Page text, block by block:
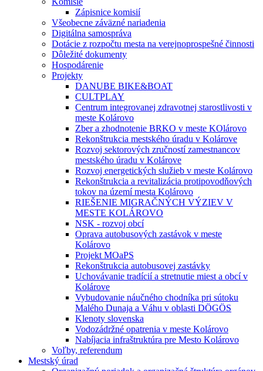
Zápisnice komisií
Všeobecne záväzné nariadenia
Digitálna samospráva
Dotácie z rozpočtu mesta na verejnoprospešné činnosti
Dôležité dokumenty
Hospodárenie
Projekty
DANUBE BIKE&BOAT
CULTPLAY
Centrum integrovanej zdravotnej starostlivosti v
meste Kolárovo
Zber a zhodnotenie BRKO v meste KOlárovo
Rekonštrukcia mestského úradu v Kolárove
Rozvoj sektorových zručností zamestnancov
mestského úradu v Kolárove
Rozvoj energetických služieb v meste Kolárovo
Rekonštrukcia a revitalizácia protipovodňových
tokov na území mesta Kolárovo
RIEŠENIE MIGRAČNÝCH VÝZIEV V
MESTE KOLÁROVO
NSK - rozvoj obcí
Oprava autobusových zastávok v meste
Kolárovo
Projekt MOaPS
Rekonštrukcia autobusovej zastávky
Uchovávanie tradícií a stretnutie miest a obcí v
Kolárove
Vybudovanie náučného chodníka pri sútoku
Malého Dunaja a Váhu v oblasti DÖGÖS
Klenoty slovenska
Vodozádržné opatrenia v meste Kolárovo
Nabíjacia infraštruktúra pre Mesto Kolárovo
Voľby, referendum
Mestský úrad